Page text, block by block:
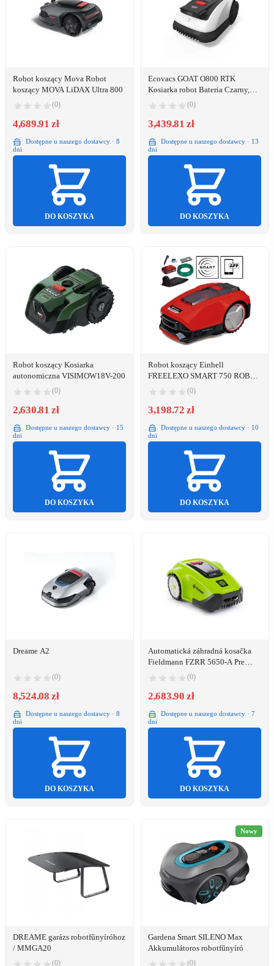
Robot koszący Mova Robot
koszący MOVA LiDAX Ultra 800
(0)
4,689.91 zł
Dostępne u naszego dostawcy · 8
dni
DO KOSZYKA
Ecovacs GOAT O800 RTK
Kosiarka robot Bateria Czarny,
(0)
3,439.81 zł
Dostępne u naszego dostawcy · 13
dni
DO KOSZYKA
Robot koszący Kosiarka
autonomiczna VISIMOW18V-200
(0)
2,630.81 zł
Dostępne u naszego dostawcy · 15
dni
DO KOSZYKA
Robot koszący Einhell
FREELEXO SMART 750 ROBOT
KOSZĄCY DO TRAWY 3413811
(0)
3,198.72 zł
Dostępne u naszego dostawcy · 10
dni
DO KOSZYKA
Dreame A2
(0)
8,524.08 zł
Dostępne u naszego dostawcy · 8
dni
DO KOSZYKA
Automatická záhradná kosačka
Fieldmann FZRR 5650-A Pre
plochy do 600 m2
(0)
2,683.90 zł
Dostępne u naszego dostawcy · 7
dni
DO KOSZYKA
DREAME garázs robotfűnyíróhoz
/ MMGA20
(0)
Nowy
Gardena Smart SILENO Max
Akkumulátoros robotfűnyíró
(0)